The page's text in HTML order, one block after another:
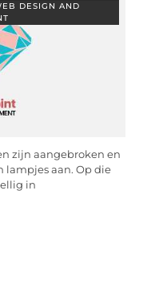
DESIGN AND
zijn aangebroken en
lampjes aan. Op die
in